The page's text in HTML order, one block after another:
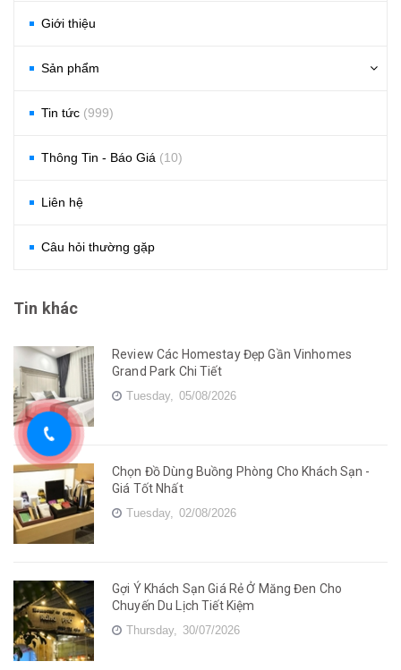
Giới thiệu
Sản phẩm
Tin tức (999)
Thông Tin - Báo Giá (10)
Liên hệ
Câu hỏi thường gặp
Tin khác
Review Các Homestay Đẹp Gần Vinhomes
Grand Park Chi Tiết
Tuesday, 05/08/2026
Chọn Đồ Dùng Buồng Phòng Cho Khách Sạn -
Giá Tốt Nhất
Tuesday, 02/08/2026
Gợi Ý Khách Sạn Giá Rẻ Ở Măng Đen Cho
Chuyến Du Lịch Tiết Kiệm
Thursday, 30/07/2026